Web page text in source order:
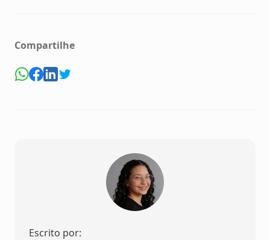
Compartilhe
Escrito por: